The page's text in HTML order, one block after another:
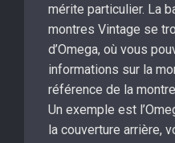
mérite particulier. La
montres Vintage se
d’Omega, où vous
informations sur la
référence de la
Un exemple est
la couverture arrière,